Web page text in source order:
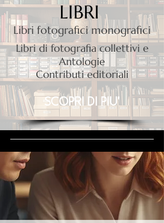
LIBRI
Libri fotografici monografici
Libri di fotografia collettivi e
Antologie
Contributi editoriali
SCOPRI DI PIU'